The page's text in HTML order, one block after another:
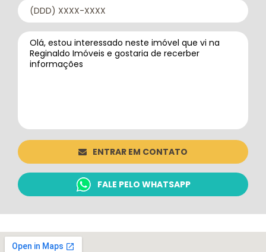
ENTRAR EM CONTATO
FALE PELO WHATSAPP